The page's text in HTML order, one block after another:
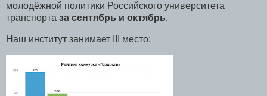
молодёжной политики Российского университета
транспорта за сентябрь и октябрь.
Наш институт занимает III место: